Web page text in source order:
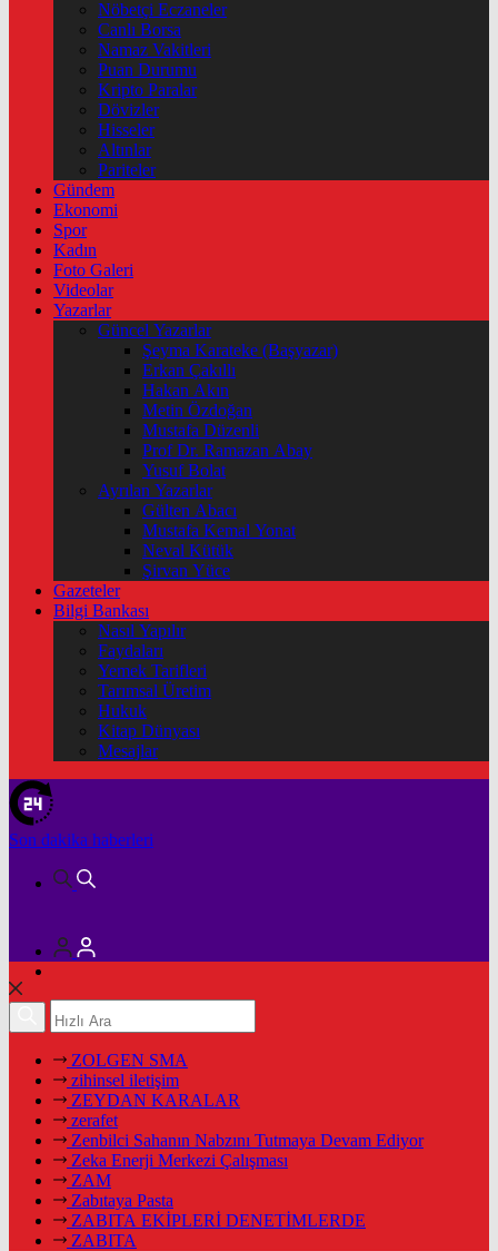
Nöbetçi Eczaneler
Canlı Borsa
Namaz Vakitleri
Puan Durumu
Kripto Paralar
Dövizler
Hisseler
Altınlar
Pariteler
Gündem
Ekonomi
Spor
Kadın
Foto Galeri
Videolar
Yazarlar
Güncel Yazarlar
Şeyma Karateke (Başyazar)
Erkan Çakıllı
Hakan Akın
Metin Özdoğan
Mustafa Düzenli
Prof Dr. Ramazan Abay
Yusuf Bolat
Ayrılan Yazarlar
Gülten Abacı
Mustafa Kemal Yonat
Neval Kütük
Şirvan Yüce
Gazeteler
Bilgi Bankası
Nasıl Yapılır
Faydaları
Yemek Tarifleri
Tarımsal Üretim
Hukuk
Kitap Dünyası
Mesajlar
Son dakika haberleri
ZOLGEN SMA
zihinsel iletişim
ZEYDAN KARALAR
zerafet
Zenbilci Sahanın Nabzını Tutmaya Devam Ediyor
Zeka Enerji Merkezi Çalışması
ZAM
Zabıtaya Pasta
ZABITA EKİPLERİ DENETİMLERDE
ZABITA